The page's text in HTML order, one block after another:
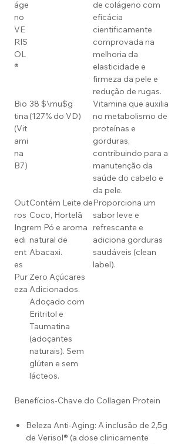
áge
no
VE
RIS
OL
®
de colágeno com
eficácia
cientificamente
comprovada na
melhoria da
elasticidade e
firmeza da pele e
redução de rugas.
Bio
tina
(Vit
ami
na
B7)
38 $\mu$g
(127% do VD)
Vitamina que auxilia
no metabolismo de
proteínas e
gorduras,
contribuindo para a
manutenção da
saúde do cabelo e
da pele.
Out
ros
Ingr
edi
ent
es
Contém Leite de
Coco, Hortelã
em Pó e aroma
natural de
Abacaxi.
Proporciona um
sabor leve e
refrescante e
adiciona gorduras
saudáveis (clean
label).
Pur
eza
Zero Açúcares
Adicionados.
Adoçado com
Eritritol e
Taumatina
(adoçantes
naturais). Sem
glúten e sem
lácteos.
Benefícios-Chave do Collagen Protein
Beleza Anti-Aging: A inclusão de 2,5g
de Verisol® (a dose clinicamente